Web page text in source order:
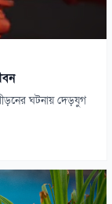
ঘটনায় দেড়যুগ